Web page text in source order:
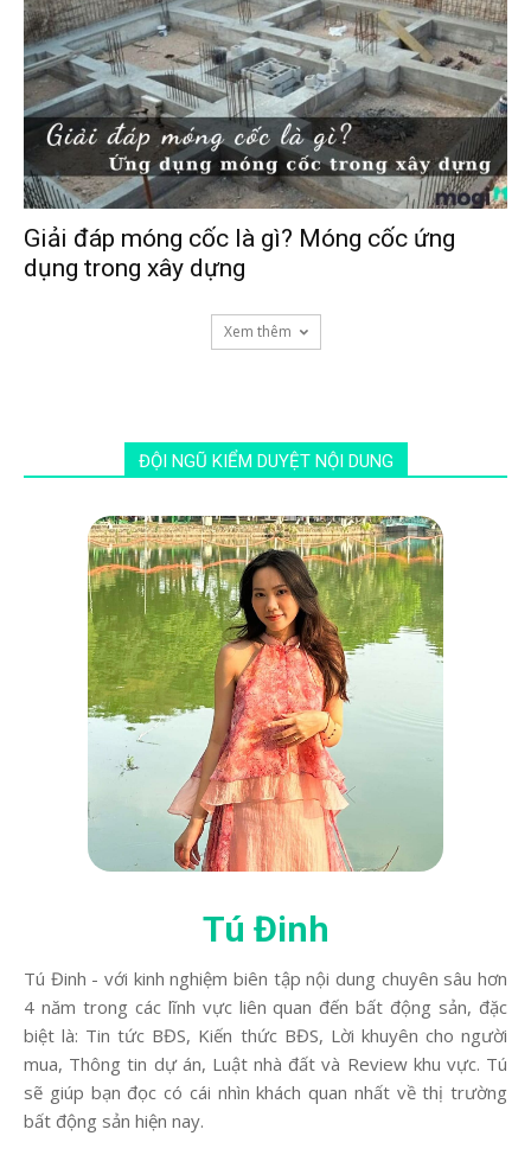
Giải đáp móng cốc là gì? Móng cốc ứng
dụng trong xây dựng
Xem thêm
ĐỘI NGŨ KIỂM DUYỆT NỘI DUNG
Tú Đinh
Tú Đinh - với kinh nghiệm biên tập nội dung chuyên sâu hơn
4 năm trong các lĩnh vực liên quan đến bất động sản, đặc
biệt là: Tin tức BĐS, Kiến thức BĐS, Lời khuyên cho người
mua, Thông tin dự án, Luật nhà đất và Review khu vực. Tú
sẽ giúp bạn đọc có cái nhìn khách quan nhất về thị trường
bất động sản hiện nay.